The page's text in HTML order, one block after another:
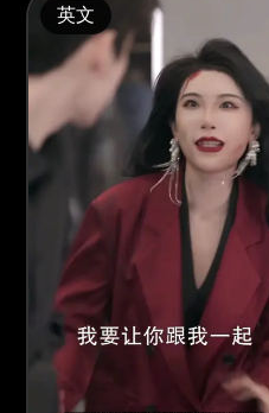
英文